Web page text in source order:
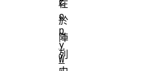
在
於
陣
列
o
p
y
W